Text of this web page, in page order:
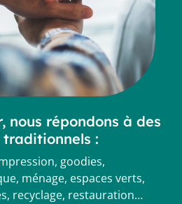
nous répondons à des
traditionnels :
goodies,
ménage, espaces verts,
recyclage, restauration…